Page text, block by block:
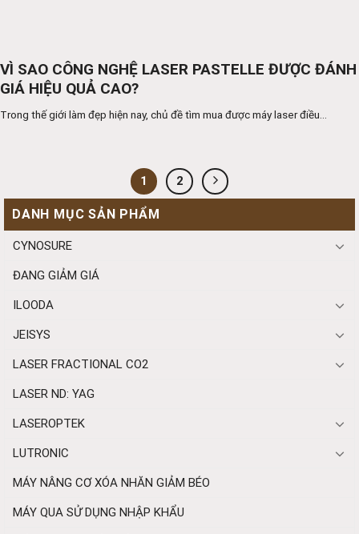
VÌ SAO CÔNG NGHỆ LASER PASTELLE ĐƯỢC ĐÁNH
GIÁ HIỆU QUẢ CAO?
Trong thế giới làm đẹp hiện nay, chủ đề tìm mua được máy laser điều...
1 2
DANH MỤC SẢN PHẨM
CYNOSURE
ĐANG GIẢM GIÁ
ILOODA
JEISYS
LASER FRACTIONAL CO2
LASER ND: YAG
LASEROPTEK
LUTRONIC
MÁY NÂNG CƠ XÓA NHĂN GIẢM BÉO
MÁY QUA SỬ DỤNG NHẬP KHẨU